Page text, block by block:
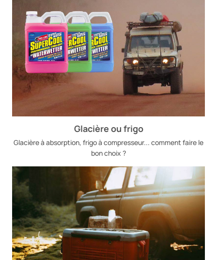
Glacière ou frigo
Glacière à absorption, frigo à compresseur... comment faire le
bon choix ?​